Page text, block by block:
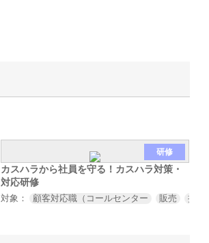
サービス業など） 取引先対応職（営業 購買
研修
カスハラから社員を守る！カスハラ対策・
対応研修
対象： 顧客対応職（コールセンター 販売 接客